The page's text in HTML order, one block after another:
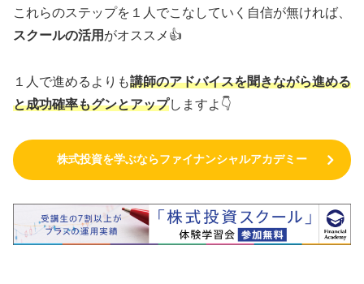
これらのステップを１人でこなしていく自信が無ければ、
スクールの活用 がオススメ👍
１人で進めるよりも講師のアドバイスを聞きながら進める
と成功確率もグンとアップしますよ👇
株式投資を学ぶならファイナンシャルアカデミー